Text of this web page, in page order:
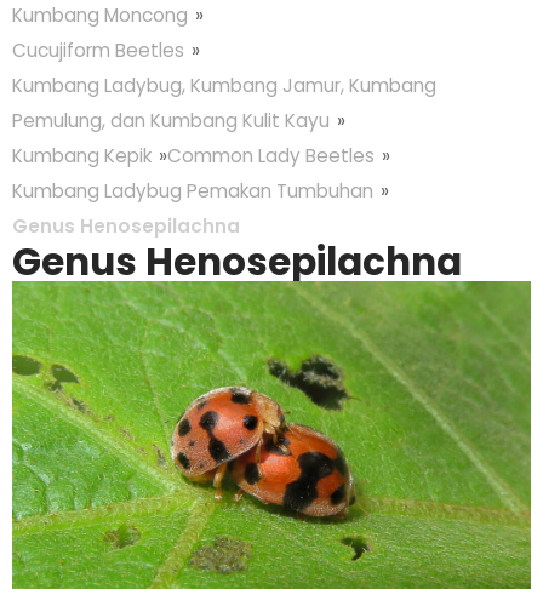
Kumbang Moncong
Cucujiform Beetles
Kumbang Ladybug, Kumbang Jamur, Kumbang
Pemulung, dan Kumbang Kulit Kayu
Kumbang Kepik
Common Lady Beetles
Kumbang Ladybug Pemakan Tumbuhan
Genus Henosepilachna
Genus Henosepilachna